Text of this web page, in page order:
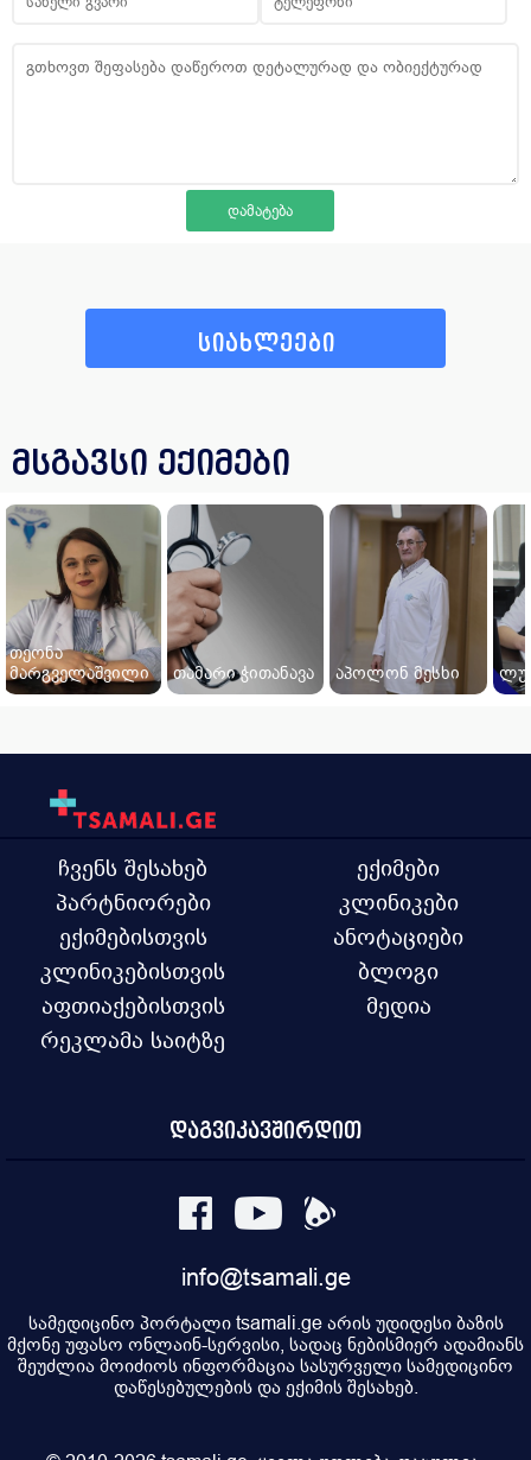
სიახლეები
მსგავსი ექიმები
თეონა
მარგველაშვილი
თამარი ჭითანავა აპოლონ მესხი
ჩვენს შესახებ
პარტნიორები
ექიმებისთვის
კლინიკებისთვის
აფთიაქებისთვის
რეკლამა საიტზე
ექიმები
კლინიკები
ანოტაციები
ბლოგი
მედია
დაგვიკავშირდით
info@tsamali.ge
სამედიცინო პორტალი tsamali.ge არის უდიდესი ბაზის
მქონე უფასო ონლაინ-სერვისი, სადაც ნებისმიერ ადამიანს
შეუძლია მოიძიოს ინფორმაცია სასურველი სამედიცინო
დაწესებულების და ექიმის შესახებ.